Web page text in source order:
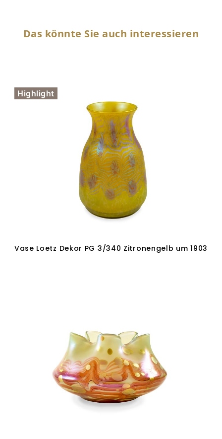
Das könnte Sie auch interessieren
Highlight
Vase Loetz Dekor PG 3/340 Zitronengelb um 1903